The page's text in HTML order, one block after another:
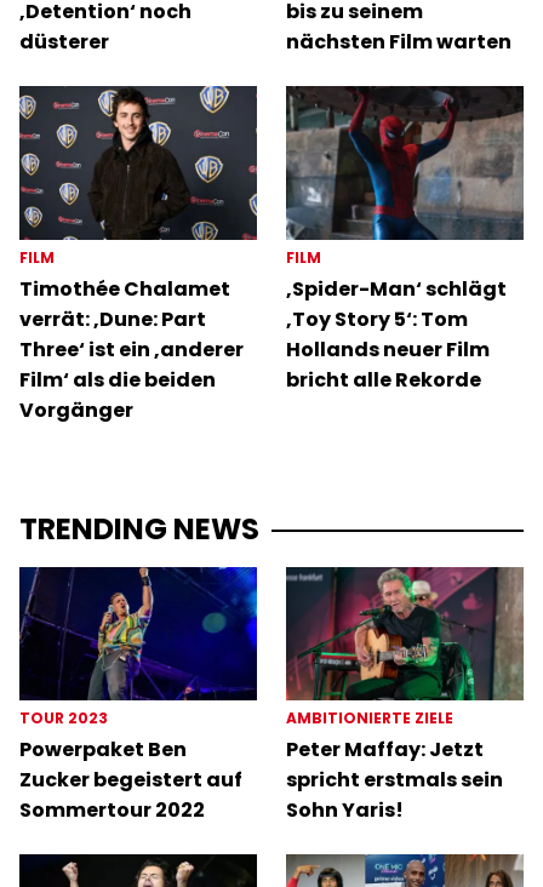
‚Detention‘ noch
düsterer
bis zu seinem
nächsten Film warten
FILM
Timothée Chalamet
verrät: ‚Dune: Part
Three‘ ist ein ‚anderer
Film‘ als die beiden
Vorgänger
FILM
‚Spider-Man‘ schlägt
‚Toy Story 5‘: Tom
Hollands neuer Film
bricht alle Rekorde
TRENDING NEWS
TOUR 2023
Powerpaket Ben
Zucker begeistert auf
Sommertour 2022
AMBITIONIERTE ZIELE
Peter Maffay: Jetzt
spricht erstmals sein
Sohn Yaris!